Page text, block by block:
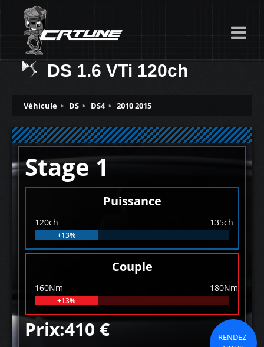
DS 1.6 VTi 120ch
Véhicule DS DS4 2010 2015
Stage 1
Puissance
120ch 135ch
+13%
Couple
160Nm 180Nm
+13%
Prix:410 €
RENDEZ-